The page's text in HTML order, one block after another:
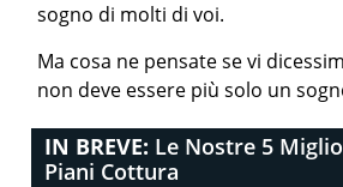
sogno di molti di voi.
Ma cosa ne pensate se vi
non deve essere più solo un
IN BREVE: Le Nostre 5
Piani Cottura